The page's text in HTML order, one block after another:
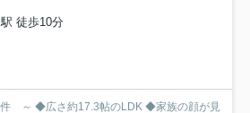
徒歩10分
～ ◆広さ約17.3帖のLDK ◆家族の顔が見